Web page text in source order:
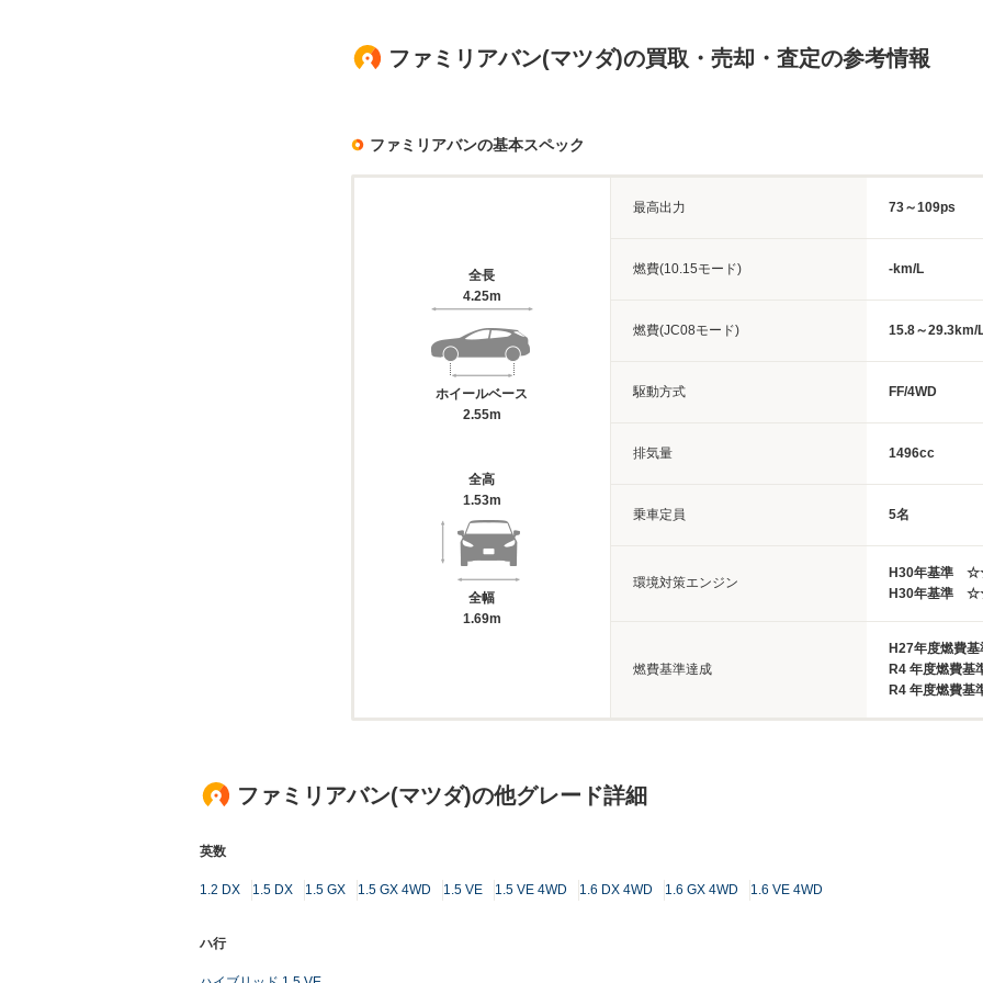
ファミリアバン(マツダ)の買取・売却・査定の参考情報
ファミリアバンの基本スペック
全長
4.25m
ホイールベース
2.55m
全高
1.53m
全幅
1.69m
最高出力 73～109ps
燃費(10.15モード) -km/L
燃費(JC08モード) 15.8～29.3km/
駆動方式 FF/4WD
排気量 1496cc
乗車定員 5名
環境対策エンジン
H30年基準
H30年基準
燃費基準達成
H27年度燃費
R4 年度燃費基
R4 年度燃費基
ファミリアバン(マツダ)の他グレード詳細
英数
1.2 DX 1.5 DX 1.5 GX 1.5 GX 4WD 1.5 VE 1.5 VE 4WD 1.6 DX 4WD 1.6 GX 4WD 1.6 VE 4WD
ハ行